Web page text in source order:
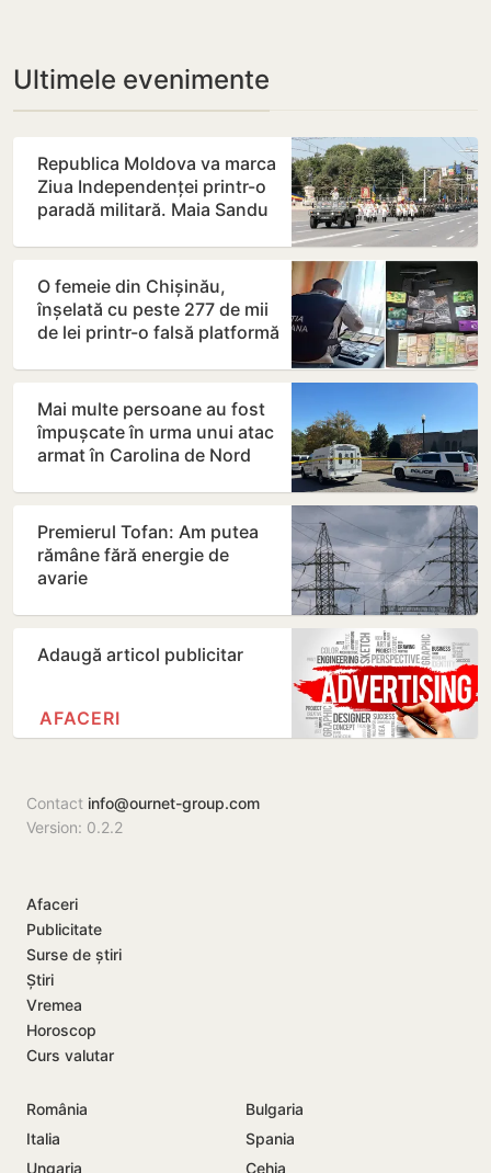
Ultimele evenimente
Republica Moldova va marca
Ziua Independenței printr-o
paradă militară. Maia Sandu
O femeie din Chișinău,
înșelată cu peste 277 de mii
de lei printr-o falsă platformă
Mai multe persoane au fost
împușcate în urma unui atac
armat în Carolina de Nord
Premierul Tofan: Am putea
rămâne fără energie de
avarie
Adaugă articol publicitar
AFACERI
Contact info@ournet-group.com
Version: 0.2.2
Afaceri
Publicitate
Surse de știri
Știri
Vremea
Horoscop
Curs valutar
România
Bulgaria
Italia
Spania
Ungaria
Cehia